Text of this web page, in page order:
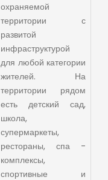
охраняемой
территории с
развитой
инфраструктурой
для любой категории
жителей. На
территории рядом
есть детский сад,
школа,
супермаркеты,
рестораны, спа -
комплексы,
спортивные и